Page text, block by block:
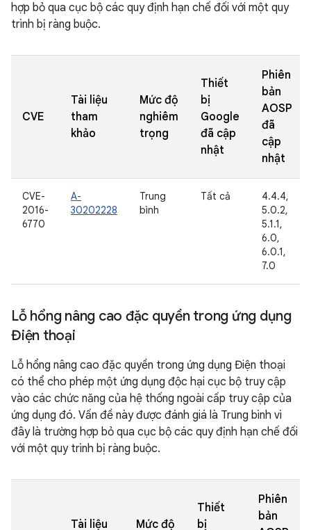
hợp bỏ qua cục bộ các quy định hạn chế đối với một quy
trình bị ràng buộc.
CVE
Tài liệu
tham
khảo
Mức độ
nghiêm
trọng
Thiết
bị
Google
đã cập
nhật
Phiên
bản
AOSP
đã
cập
nhật
CVE-
2016-
6770
A-
30202228
Trung
bình
Tất cả
4.4.4,
5.0.2,
5.1.1,
6.0,
6.0.1,
7.0
Lỗ hổng nâng cao đặc quyền trong ứng dụng
Điện thoại
Lỗ hổng nâng cao đặc quyền trong ứng dụng Điện thoại
có thể cho phép một ứng dụng độc hại cục bộ truy cập
vào các chức năng của hệ thống ngoài cấp truy cập của
ứng dụng đó. Vấn đề này được đánh giá là Trung bình vì
đây là trường hợp bỏ qua cục bộ các quy định hạn chế đối
với một quy trình bị ràng buộc.
Tài liệu
Mức độ
Thiết
bị
Phiên
bản